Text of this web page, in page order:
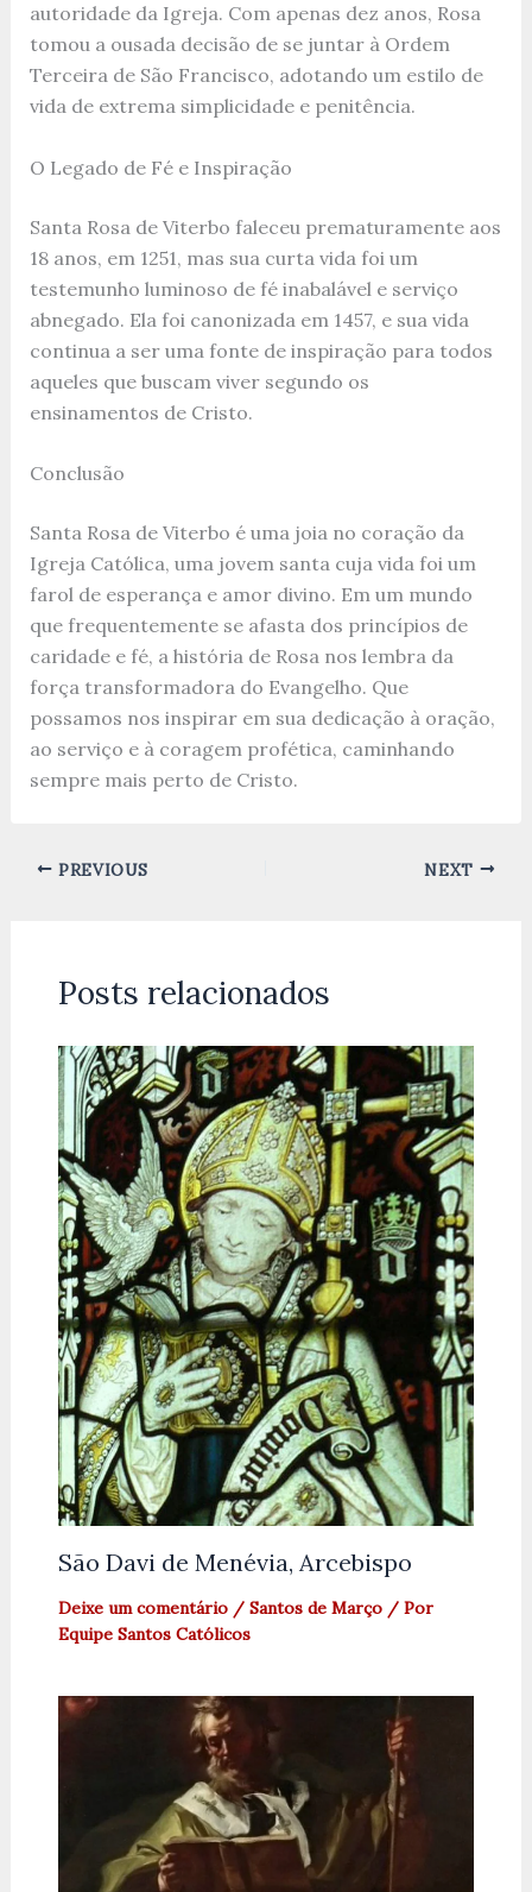
autoridade da Igreja. Com apenas dez anos, Rosa
tomou a ousada decisão de se juntar à Ordem
Terceira de São Francisco, adotando um estilo de
vida de extrema simplicidade e penitência.
O Legado de Fé e Inspiração
Santa Rosa de Viterbo faleceu prematuramente aos
18 anos, em 1251, mas sua curta vida foi um
testemunho luminoso de fé inabalável e serviço
abnegado. Ela foi canonizada em 1457, e sua vida
continua a ser uma fonte de inspiração para todos
aqueles que buscam viver segundo os
ensinamentos de Cristo.
Conclusão
Santa Rosa de Viterbo é uma joia no coração da
Igreja Católica, uma jovem santa cuja vida foi um
farol de esperança e amor divino. Em um mundo
que frequentemente se afasta dos princípios de
caridade e fé, a história de Rosa nos lembra da
força transformadora do Evangelho. Que
possamos nos inspirar em sua dedicação à oração,
ao serviço e à coragem profética, caminhando
sempre mais perto de Cristo.
PREVIOUS NEXT
Posts relacionados
São Davi de Menévia, Arcebispo
Deixe um comentário / Santos de Março/ Por
Equipe Santos Católicos